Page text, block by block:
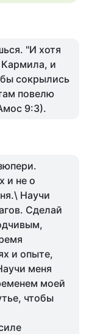
"И хотя
и
сокрылись
повелю
9:3).
и не о
Научи
Сделай
и опыте,
меня
моей
чтобы